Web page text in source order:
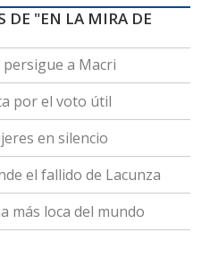
DE "EN LA MIRA DE
a Macri
por el voto útil
en silencio
el fallido de Lacunza
más loca del mundo